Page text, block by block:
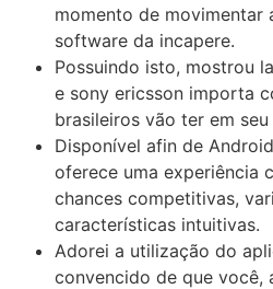
momento de movimentar
software da incapere.
Possuindo isto, mostrou
e sony ericsson importa
brasileiros vão ter em
Disponível afin de
oferece uma experiência
chances competitivas,
características intuitivas.
Adorei a utilização do
convencido de que você,